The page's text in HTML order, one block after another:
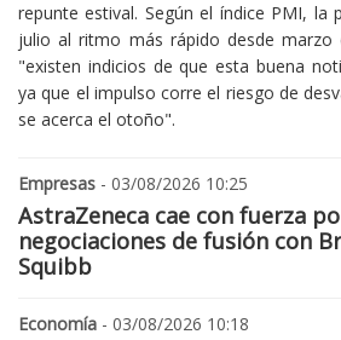
repunte estival. Según el índice PMI, la
julio al ritmo más rápido desde marzo
"existen indicios de que esta buena
ya que el impulso corre el riesgo de
se acerca el otoño".
Empresas - 03/08/2026 10:25
AstraZeneca cae con fuerza
negociaciones de fusión con
Squibb
Economía - 03/08/2026 10:18